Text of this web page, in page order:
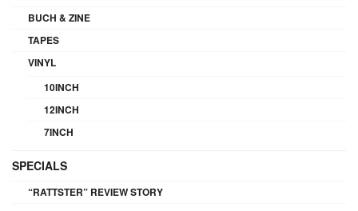
BUCH & ZINE
TAPES
VINYL
10INCH
12INCH
7INCH
SPECIALS
“RATTSTER” REVIEW STORY